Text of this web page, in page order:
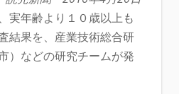
実年齢より１０歳以上も
果を、産業技術総合研
）などの研究チームが発